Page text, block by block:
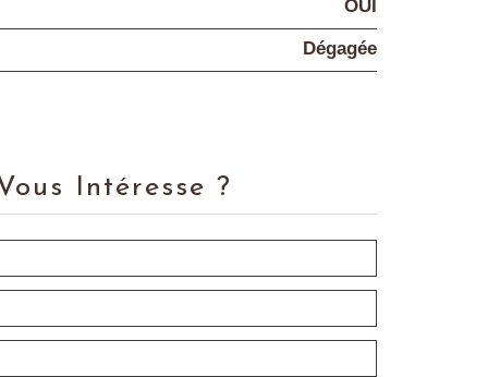
OUI
Dégagée
Intéresse ?